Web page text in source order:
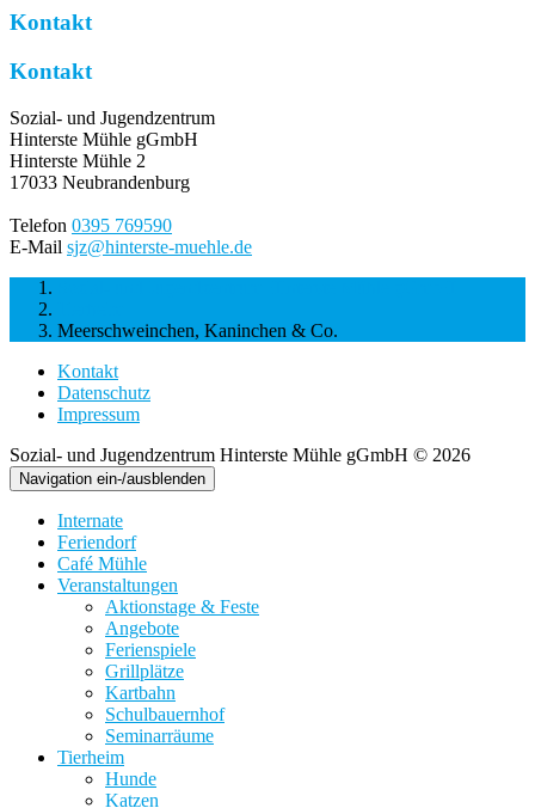
Kontakt
Kontakt
Sozial- und Jugendzentrum
Hinterste Mühle gGmbH
Hinterste Mühle 2
17033 Neubrandenburg
Telefon 0395 769590
E-Mail sjz@hinterste-muehle.de
Meerschweinchen, Kaninchen & Co.
Kontakt
Datenschutz
Impressum
Sozial- und Jugendzentrum Hinterste Mühle gGmbH © 2026
Navigation ein-/ausblenden
Internate
Feriendorf
Café Mühle
Veranstaltungen
Aktionstage & Feste
Angebote
Ferienspiele
Grillplätze
Kartbahn
Schulbauernhof
Seminarräume
Tierheim
Hunde
Katzen